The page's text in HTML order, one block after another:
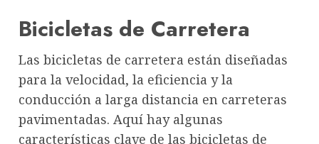
Bicicletas de Carretera
Las bicicletas de carretera están diseñadas
para la velocidad, la eficiencia y la
conducción a larga distancia en carreteras
pavimentadas. Aquí hay algunas
características clave de las bicicletas de